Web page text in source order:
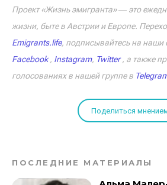
Проект «Жизнь эмигранта» ― это
жизни, быте в Австрии и Европе.
Emigrants.life, подписывайтесь на наши
Facebook, Instagram, Twitter, а также
голосованиях в нашей группе в
Поделиться
ПОСЛЕДНИЕ МАТЕРИАЛЫ